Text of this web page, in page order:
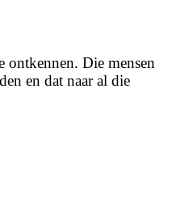
ontkennen. Die mensen
en dat naar al die